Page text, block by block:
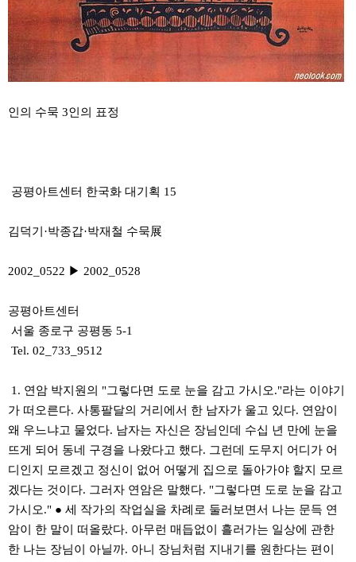
인의 수묵 3인의 표정
공평아트센터 한국화 대기획 15
김덕기·박종갑·박재철 수묵展
2002_0522 ▶ 2002_0528
공평아트센터
서울 종로구 공평동 5-1
Tel. 02_733_9512
1. 연암 박지원의 "그렇다면 도로 눈을 감고 가시오."라는 이야기
가 떠오른다. 사통팔달의 거리에서 한 남자가 울고 있다. 연암이
왜 우느냐고 물었다. 남자는 자신은 장님인데 수십 년 만에 눈을
뜨게 되어 동네 구경을 나왔다고 했다. 그런데 도무지 어디가 어
디인지 모르겠고 정신이 없어 어떻게 집으로 돌아가야 할지 모르
겠다는 것이다. 그러자 연암은 말했다. "그렇다면 도로 눈을 감고
가시오." ● 세 작가의 작업실을 차례로 둘러보면서 나는 문득 연
암이 한 말이 떠올랐다. 아무런 매듭없이 흘러가는 일상에 관한
한 나는 장님이 아닐까. 아니 장님처럼 지내기를 원한다는 편이